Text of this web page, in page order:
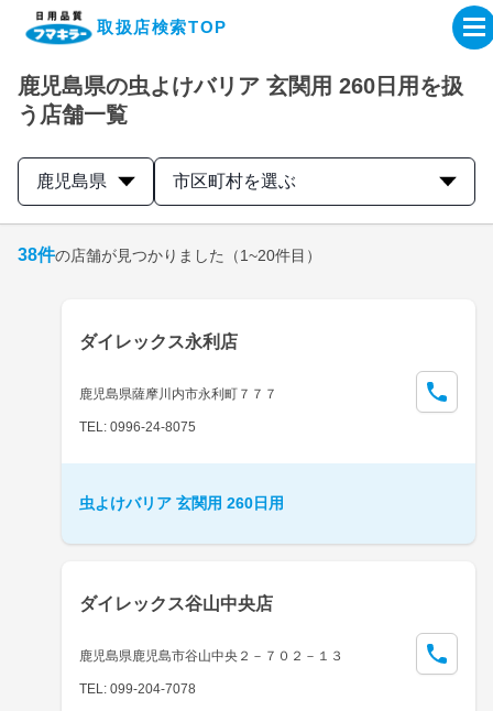
取扱店検索TOP
企業・IR情報サイト
製品情報サイト
取扱店検索はこちら
鹿児島県の虫よけバリア 玄関用 260日用を扱
う店舗一覧
鹿児島県 市区町村を選ぶ
38件の店舗が見つかりました （1~20件目）
ダイレックス永利店
鹿児島県薩摩川内市永利町７７７
TEL: 0996-24-8075
虫よけバリア 玄関用 260日用
ダイレックス谷山中央店
鹿児島県鹿児島市谷山中央２－７０２－１３
TEL: 099-204-7078